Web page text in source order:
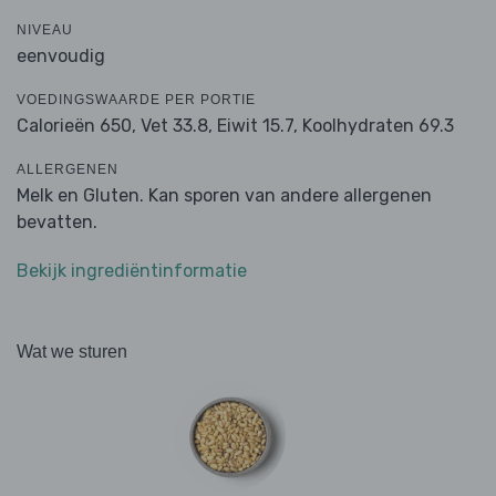
NIVEAU
eenvoudig
VOEDINGSWAARDE PER PORTIE
Calorieën 650, Vet 33.8, Eiwit 15.7, Koolhydraten 69.3
ALLERGENEN
Melk en Gluten. Kan sporen van andere allergenen
bevatten.
Bekijk ingrediëntinformatie
Wat we sturen